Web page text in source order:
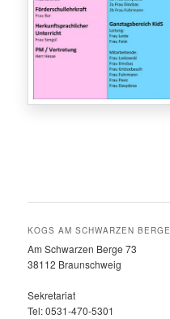
KOGS AM SCHWARZEN BERGE
Am Schwarzen Berge 73
38112 Braunschweig
Sekretariat
Tel: 0531-470-5301